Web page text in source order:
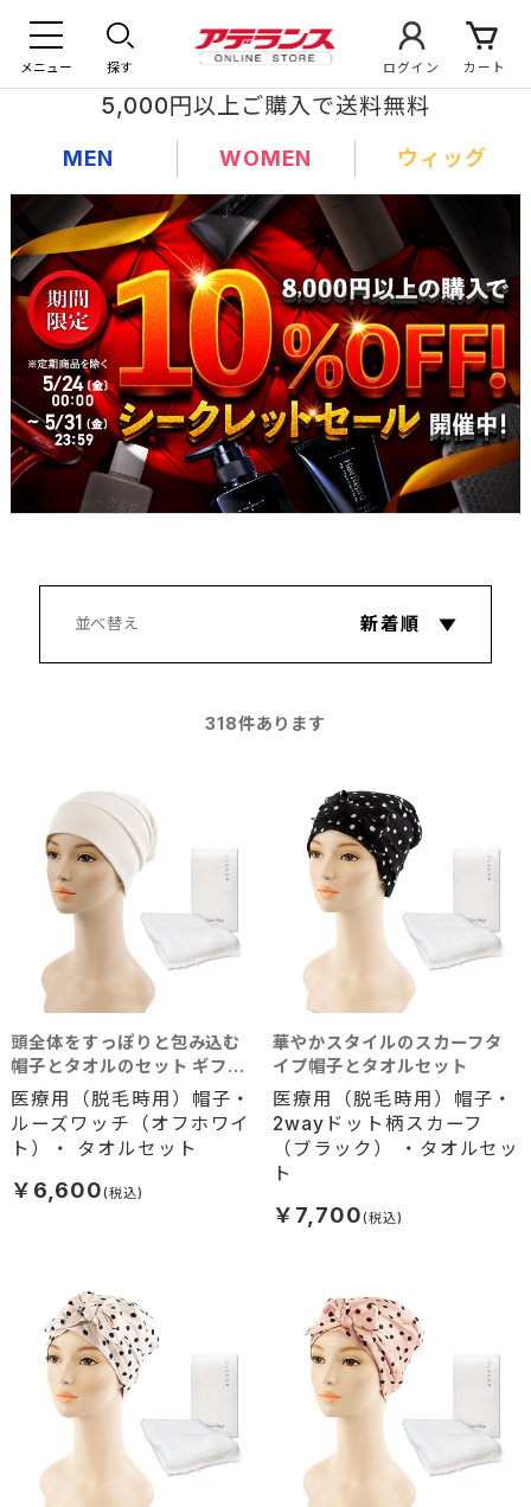
メニュー 探す ログイン カート
5,000円以上ご購入で送料無料
MEN WOMEN ウィッグ
318件あります
医療用（脱毛時用）帽子・
ルーズワッチ（オフホワイ
ト）・ タオルセット
頭全体をすっぽりと包み込む
帽子とタオルのセット ギフト
におすすめです
￥6,600
医療用（脱毛時用）帽子・
2wayドット柄スカーフ
（ブラック） ・タオルセッ
ト
華やかスタイルのスカーフタ
イプ帽子とタオルセット
￥7,700